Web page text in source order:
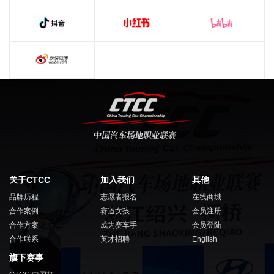
关于CTCC
品牌历程
合作案例
合作方案
合作联系
加入我们
志愿者报名
赛道女孩
成为赛车手
英才招聘
其他
在线商城
会员注册
会员登陆
English
旗下赛事